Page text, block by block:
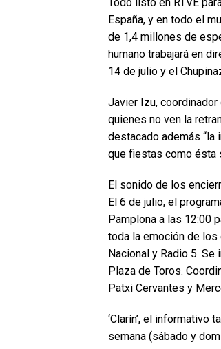
España, y en todo el
de 1,4 millones de
humano trabajará en
14 de julio y el
Javier Izu,
quienes no ven la
destacado además “la
que fiestas como ésta
El sonido de los
El 6 de julio, el
Pamplona a las 12:00
toda la emoción de los
Nacional y Radio 5.
Plaza de Toros.
Patxi Cervantes y
‘Clarín’, el informativo
semana (sábado y